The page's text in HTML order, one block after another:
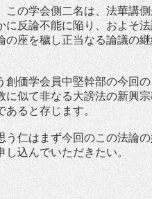
の学会側二名は、法華講
に反論不能に陥り、およそ
の座を穢し正当なる論議の
価学会員中堅幹部の今回
に似て非なる大謗法の新興
ると存じます。
仁はまず今回のこの法論
し込んでいただきたい。